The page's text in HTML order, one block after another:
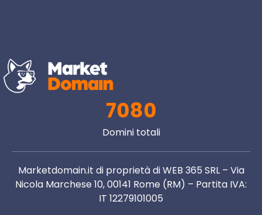
7080
Domini totali
Marketdomain.it di proprietà di WEB 365 SRL – Via
Nicola Marchese 10, 00141 Rome (RM) – Partita IVA:
IT 12279101005